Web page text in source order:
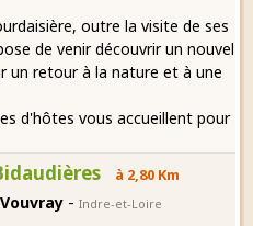
outre la visite de ses
de venir découvrir un nouvel
un retour à la nature et à une
d'hôtes vous accueillent pour
à 2,80 Km
Vouvray - Indre-et-Loire